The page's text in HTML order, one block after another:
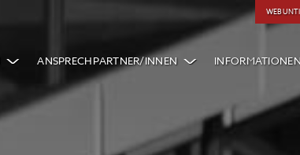
ANSPRECHPARTNER/INNEN